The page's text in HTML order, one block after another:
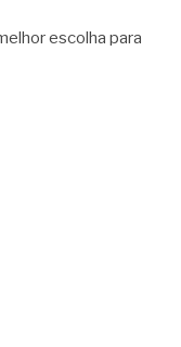
escolha para